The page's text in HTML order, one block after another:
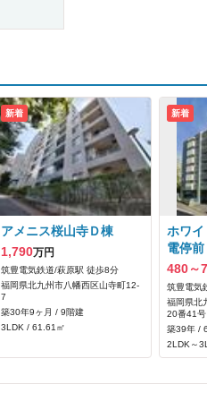
新着
アメニス桜山寺Ｄ棟
1,790万円
筑豊電気鉄道/萩原駅 徒歩8分
福岡県北九州市八幡西区山寺町12-
7
築30年9ヶ月 / 9階建
3LDK / 61.61㎡
新着
ホワ
電停前
480～
筑豊電気
福岡県北
20番41号
築39年 /
2LDK～